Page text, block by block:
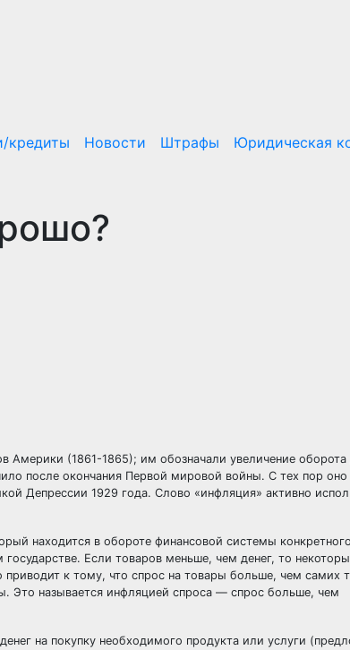
кредиты Новости Штрафы Юридическая
(1861-1865); им обозначали увеличение оборота
после окончания Первой мировой войны. С тех пор оно
Депрессии 1929 года. Слово «инфляция» активно
находится в обороте финансовой системы конкретного
Если товаров меньше, чем денег, то
приводит к тому, что спрос на товары больше, чем самих
Это называется инфляцией спроса — спрос больше, чем
на покупку необходимого продукта или услуги